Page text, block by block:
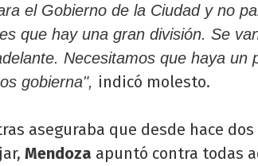
el Gobierno de la Ciudad y no
que hay una gran división. Se
Necesitamos que haya un
gobierna", indicó molesto.
aseguraba que desde hace
Mendoza apuntó contra todas